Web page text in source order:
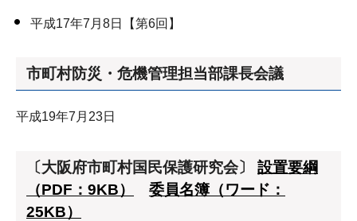
平成17年7月8日【第6回】
市町村防災・危機管理担当部課長会議
平成19年7月23日
〔大阪府市町村国民保護研究会〕 設置要綱
（PDF：9KB）
委員名簿（ワード：
25KB）